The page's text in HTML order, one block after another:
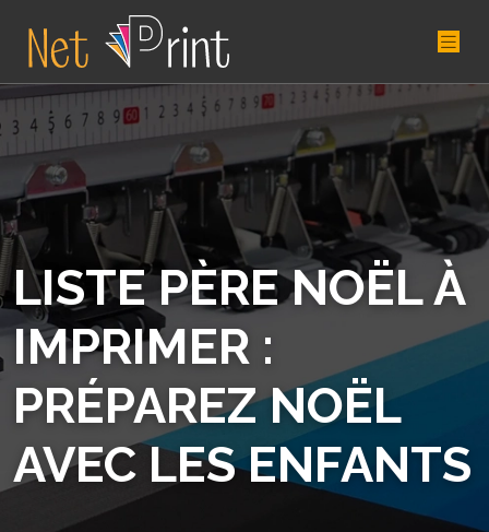
LISTE PÈRE NOËL À
IMPRIMER :
PRÉPAREZ NOËL
AVEC LES ENFANTS